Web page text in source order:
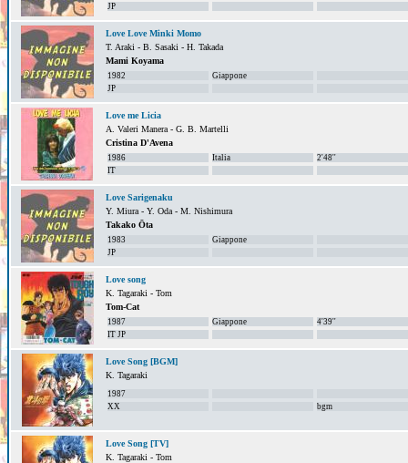
JP
Love Love Minki Momo
T. Araki - B. Sasaki - H. Takada
Mami Koyama
1982
Giappone
JP
Love me Licia
A. Valeri Manera - G. B. Martelli
Cristina D'Avena
1986 Italia
2'48''
IT
Love Sarigenaku
Y. Miura - Y. Oda - M. Nishimura
Takako Ōta
1983
Giappone
JP
Love song
K. Tagaraki - Tom
Tom-Cat
1987 Giappone
4'39''
IT JP
Love Song [BGM]
K. Tagaraki
1987
XX
bgm
Love Song [TV]
K. Tagaraki - Tom